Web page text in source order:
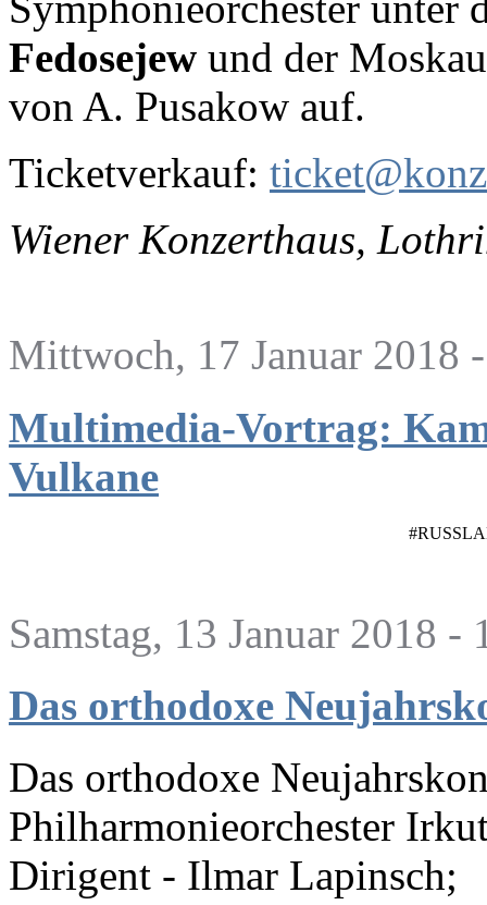
Fedosejew und der
von A. Pusakow auf.
Ticketverkauf:
Wiener Konzerthaus,
Mittwoch, 17 Januar 2018
Multimedia-Vortrag:
Vulkane
Samstag, 13 Januar 2018 -
Das orthodoxe
Das orthodoxe
Philharmonieorchester
Dirigent - Ilmar Lapinsch;